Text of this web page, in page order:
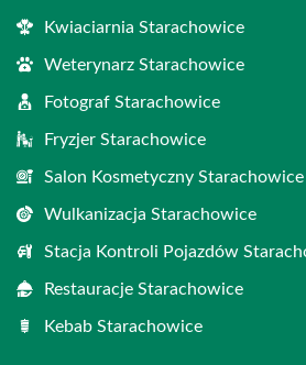
Kwiaciarnia Starachowice
Weterynarz Starachowice
Fotograf Starachowice
Fryzjer Starachowice
Salon Kosmetyczny Starachowice
Wulkanizacja Starachowice
Stacja Kontroli Pojazdów
Restauracje Starachowice
Kebab Starachowice